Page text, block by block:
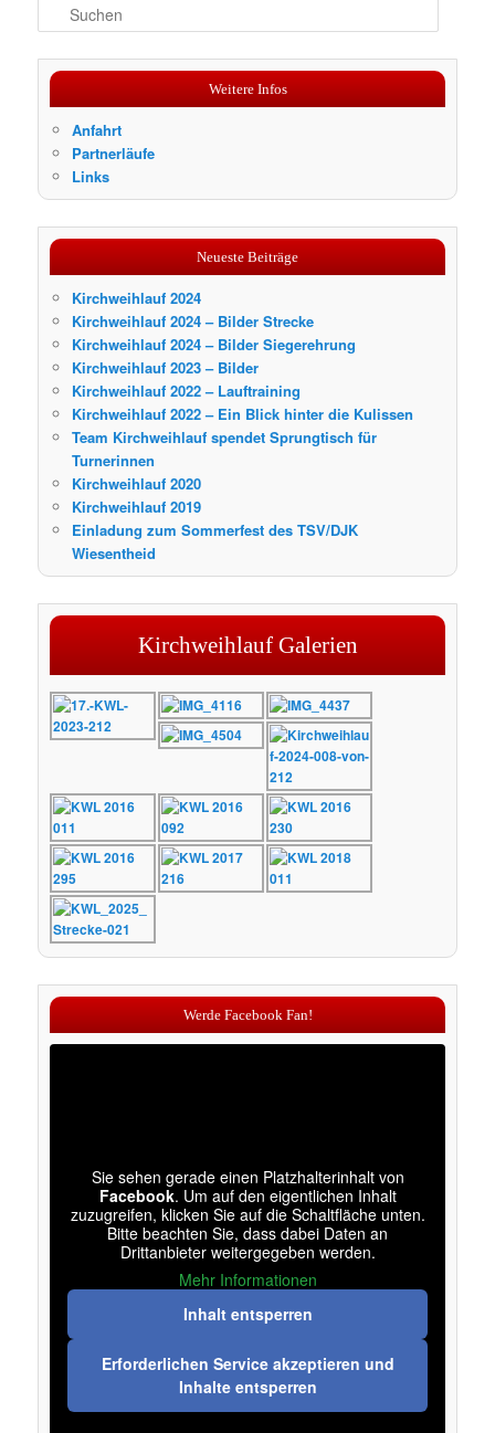
u
Weitere Infos
Anfahrt
Partnerläufe
Links
Neueste Beiträge
Kirchweihlauf 2024
Kirchweihlauf 2024 – Bilder Strecke
Kirchweihlauf 2024 – Bilder Siegerehrung
Kirchweihlauf 2023 – Bilder
Kirchweihlauf 2022 – Lauftraining
Kirchweihlauf 2022 – Ein Blick hinter die Kulissen
Team Kirchweihlauf spendet Sprungtisch für
Turnerinnen
Kirchweihlauf 2020
Kirchweihlauf 2019
Einladung zum Sommerfest des TSV/DJK
Wiesentheid
Kirchweihlauf Galerien
Werde Facebook Fan!
Sie sehen gerade einen Platzhalterinhalt von
Facebook. Um auf den eigentlichen Inhalt
zuzugreifen, klicken Sie auf die Schaltfläche unten.
Bitte beachten Sie, dass dabei Daten an
Drittanbieter weitergegeben werden.
Mehr Informationen
Inhalt entsperren
Erforderlichen Service akzeptieren und
Inhalte entsperren